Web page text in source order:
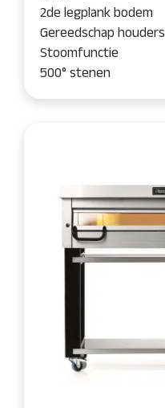
2de legplank bodem
Gereedschap houders
Stoomfunctie
500° stenen